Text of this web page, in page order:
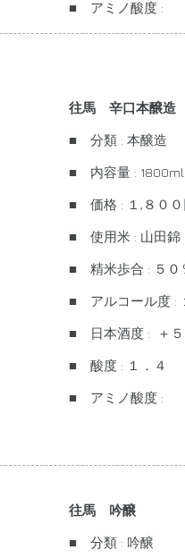
■ アミノ酸度 :
往馬 辛口本醸造
■ 分類 : 本醸造
■ 内容量 : 1800ml
■ 価格 : １,８００
■ 使用米 : 山田錦
■ 精米歩合 : ５０
■ アルコール度 :
■ 日本酒度 : ＋５
■ 酸度 : １．４
■ アミノ酸度 :
往馬 吟醸
■ 分類 : 吟醸